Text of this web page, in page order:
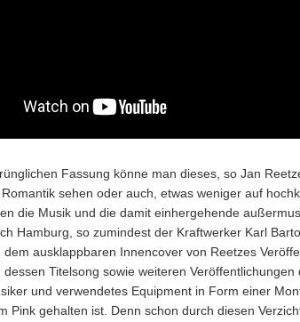
Fassung könne man dieses, so Jan
Romantik sehen oder auch, etwas weniger auf
die Musik und die damit einhergehende
Hamburg, so zumindest der Kraftwerker Karl
ausklappbaren Innencover von Reetzes
dessen Titelsong sowie weiteren
und verwendetes Equipment in Form einer
Pink gehalten ist. Denn schon durch diesen